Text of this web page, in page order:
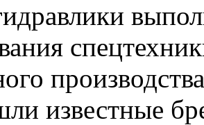
известные